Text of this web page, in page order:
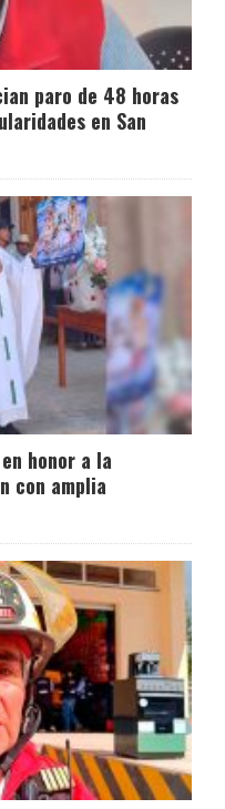
paro de 48 horas
en San
honor a la
con amplia